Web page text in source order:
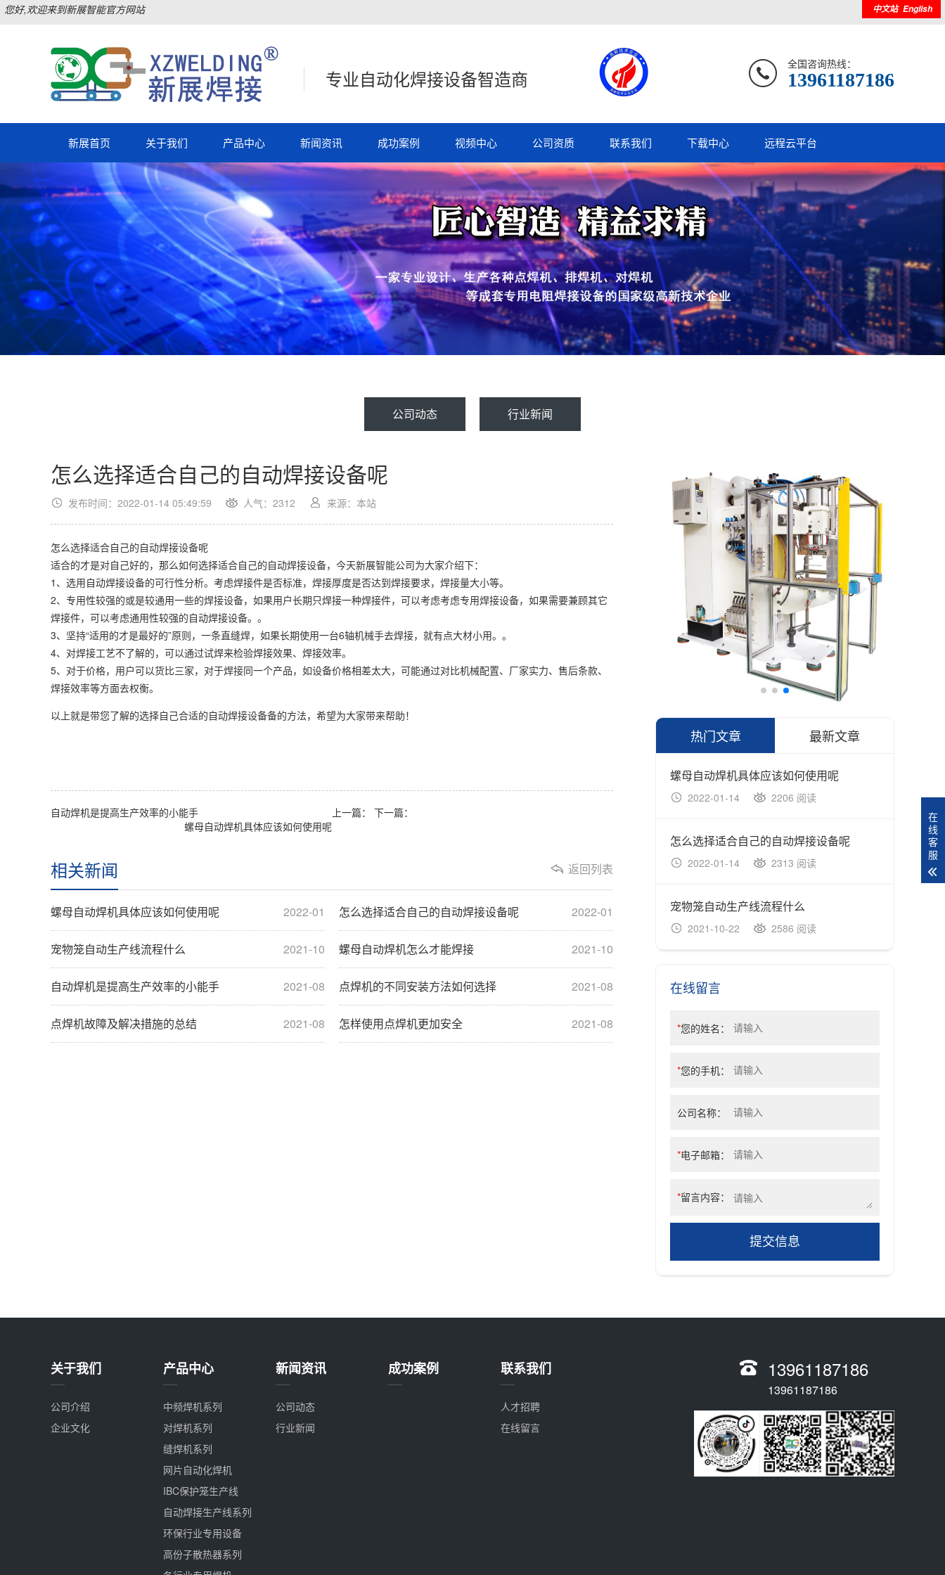
您好,欢迎来到新展智能官方网站 中文站 English
专业自动化焊接设备智造商
全国咨询热线：
13961187186
新展首页 关于我们 产品中心 新闻资讯 成功案例 视频中心 公司资质 联系我们 下载中心 远程云平台
公司动态 行业新闻
怎么选择适合自己的自动焊接设备呢
发布时间：2022-01-14 05:49:59 人气：2312 来源：本站
怎么选择适合自己的自动焊接设备呢
适合的才是对自己好的，那么如何选择适合自己的自动焊接设备，今天新展智能公司为大家介绍下：
1、选用自动焊接设备的可行性分析。考虑焊接件是否标准，焊接厚度是否达到焊接要求，焊接量大小等。
2、专用性较强的或是较通用一些的焊接设备，如果用户长期只焊接一种焊接件，可以考虑考虑专用焊接设备，如果需要兼顾其它
焊接件，可以考虑通用性较强的自动焊接设备。。
3、坚持“适用的才是最好的”原则，一条直缝焊，如果长期使用一台6轴机械手去焊接，就有点大材小用。。
4、对焊接工艺不了解的，可以通过试焊来检验焊接效果、焊接效率。
5、对于价格，用户可以货比三家，对于焊接同一个产品，如设备价格相差太大，可能通过对比机械配置、厂家实力、售后条款、
焊接效率等方面去权衡。
以上就是带您了解的选择自己合适的自动焊接设备备的方法，希望为大家带来帮助！
上一篇：
自动焊机是提高生产效率的小能手
下一篇：
螺母自动焊机具体应该如何使用呢
返回列表
相关新闻
2022-01
螺母自动焊机具体应该如何使用呢 2022-01
怎么选择适合自己的自动焊接设备呢
2021-10
宠物笼自动生产线流程什么 2021-10
螺母自动焊机怎么才能焊接
2021-08
自动焊机是提高生产效率的小能手 2021-08
点焊机的不同安装方法如何选择
2021-08
点焊机故障及解决措施的总结 2021-08
怎样使用点焊机更加安全
热门文章 最新文章
螺母自动焊机具体应该如何使用呢
2022-01-14 2206 阅读
怎么选择适合自己的自动焊接设备呢
2022-01-14 2313 阅读
宠物笼自动生产线流程什么
2021-10-22 2586 阅读
怎
在线留言
*您的姓名：
*您的手机：
公司名称：
*电子邮箱：
*留言内容：
提交信息
关于我们
公司介绍
企业文化
产品中心
中频焊机系列
对焊机系列
缝焊机系列
网片自动化焊机
IBC保护笼生产线
自动焊接生产线系列
环保行业专用设备
高份子散热器系列
新闻资讯
公司动态
行业新闻
成功案例 联系我们
人才招聘
在线留言
13961187186
13961187186
在
线
客
服